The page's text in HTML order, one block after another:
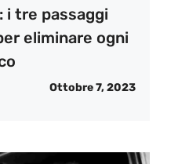
i tre passaggi
eliminare ogni
Ottobre 7, 2023